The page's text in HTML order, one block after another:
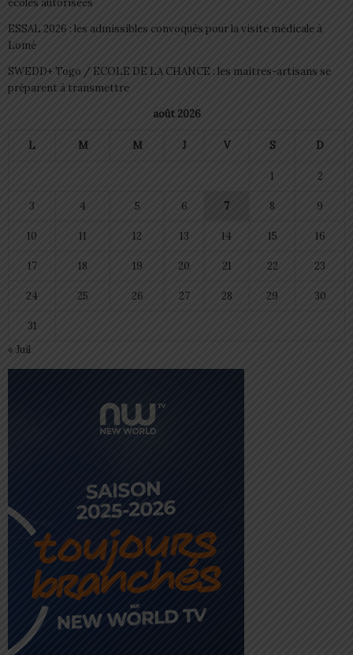
ESSAL 2026 : les admissibles convoqués pour la visite médicale à
Lomé
SWEDD+ Togo / ECOLE DE LA CHANCE : les maitres-artisans se
préparent à transmettre
août 2026
L M M J V S D
1 2
3 4 5 6 7 8 9
10 11 12 13 14 15 16
17 18 19 20 21 22 23
24 25 26 27 28 29 30
31
« Juil